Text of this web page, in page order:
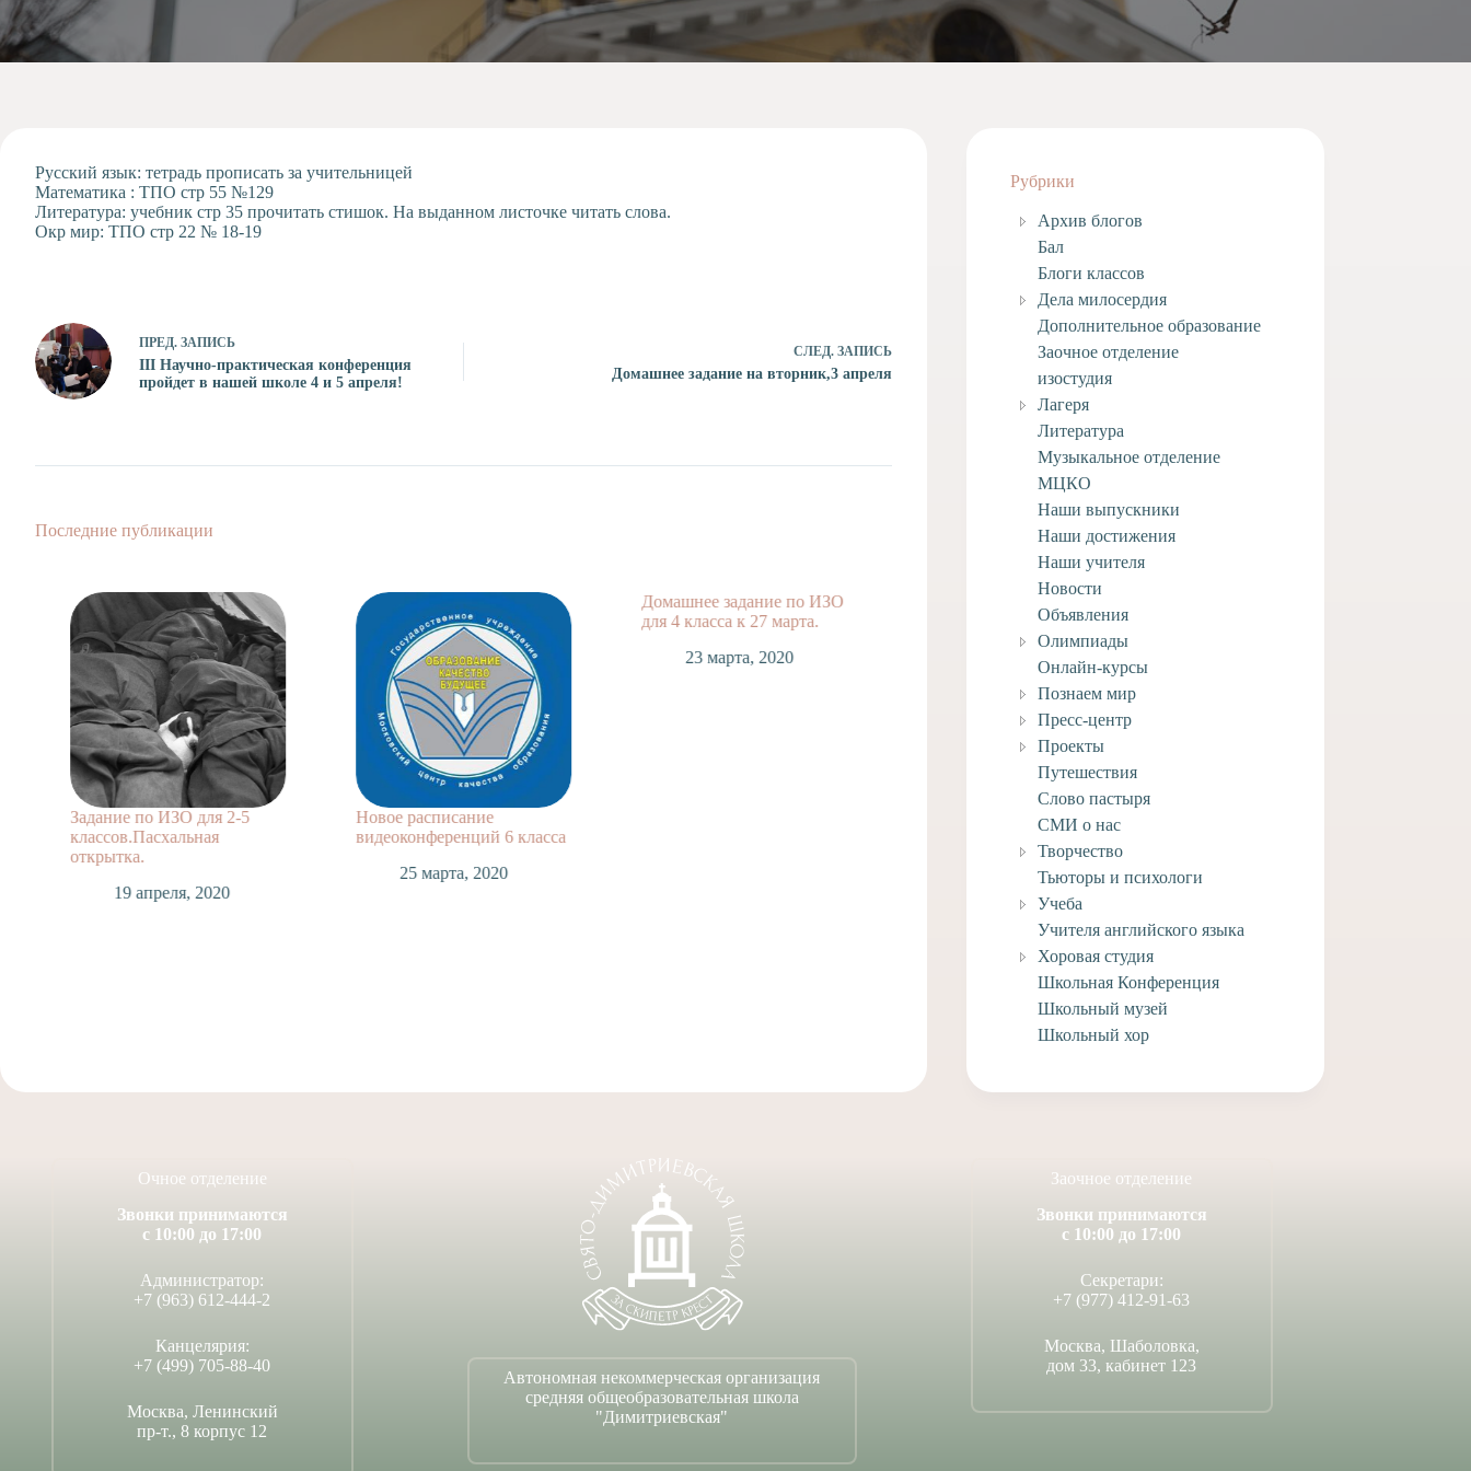
Проекты
отделение
Психологическая
Служба
Русский язык: тетрадь прописать за учительницей
Математика : ТПО стр 55 №129
Литература: учебник стр 35 прочитать стишок. На выданном листочке читать слова.
Окр мир: ТПО стр 22 № 18-19
ПРЕД. ЗАПИСЬ
III Научно-практическая конференция
пройдет в нашей школе 4 и 5 апреля!
СЛЕД. ЗАПИСЬ
Домашнее задание на вторник,3 апреля
Последние публикации
Задание по ИЗО для 2-5
классов.Пасхальная
открытка.
19 апреля, 2020
Новое расписание
видеоконференций 6 класса
25 марта, 2020
Домашнее задание по ИЗО
для 4 класса к 27 марта.
23 марта, 2020
для 2 класса к 27 марта.
23 марта, 2020
Рубрики
Архив блогов
Бал
Блоги классов
Дела милосердия
Дополнительное образование
Заочное отделение
изостудия
Лагеря
Литература
Музыкальное отделение
МЦКО
Наши выпускники
Наши достижения
Наши учителя
Новости
Объявления
Олимпиады
Онлайн-курсы
Познаем мир
Пресс-центр
Проекты
Путешествия
Слово пастыря
СМИ о нас
Творчество
Тьюторы и психологи
Учеба
Учителя английского языка
Хоровая студия
Школьная Конференция
Школьный музей
Школьный хор
Очное отделение
Звонки принимаются
с 10:00 до 17:00
Администратор:
+7 (963) 612-444-2
Канцелярия:
+7 (499) 705-88-40
Москва, Ленинский
пр-т., 8 корпус 12
Автономная некоммерческая организация
средняя общеобразовательная школа
"Димитриевская"
Заочное отделение
Звонки принимаются
с 10:00 до 17:00
Секретари:
+7 (977) 412-91-63
Москва, Шаболовка,
дом 33, кабинет 123